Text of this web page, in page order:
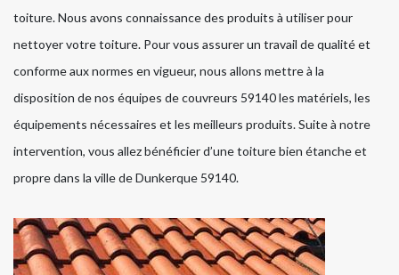
toiture. Nous avons connaissance des produits à utiliser pour
nettoyer votre toiture. Pour vous assurer un travail de qualité et
conforme aux normes en vigueur, nous allons mettre à la
disposition de nos équipes de couvreurs 59140 les matériels, les
équipements nécessaires et les meilleurs produits. Suite à notre
intervention, vous allez bénéficier d’une toiture bien étanche et
propre dans la ville de Dunkerque 59140.